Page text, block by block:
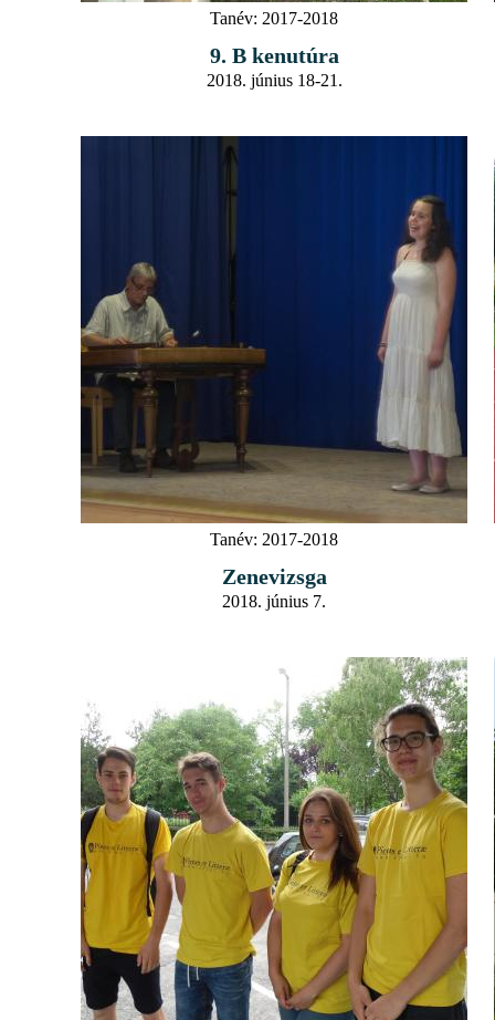
Tanév: 2017-2018
9. B kenutúra
2018. június 18-21.
Tanév: 2017-2018
Zenevizsga
2018. június 7.